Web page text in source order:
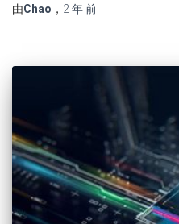
由Chao ， 2 年前